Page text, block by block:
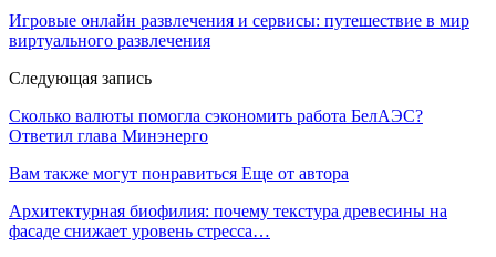
Игровые онлайн развлечения и сервисы: путешествие в мир
виртуального развлечения
Следующая запись
Сколько валюты помогла сэкономить работа БелАЭС?
Ответил глава Минэнерго
Вам также могут понравиться Еще от автора
Архитектурная биофилия: почему текстура древесины на
фасаде снижает уровень стресса…